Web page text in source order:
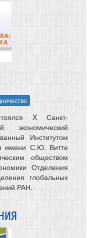
X Санкт-
экономический
Институтом
имени С.Ю. Витте
обществом
Отделения
глобальных
РАН.